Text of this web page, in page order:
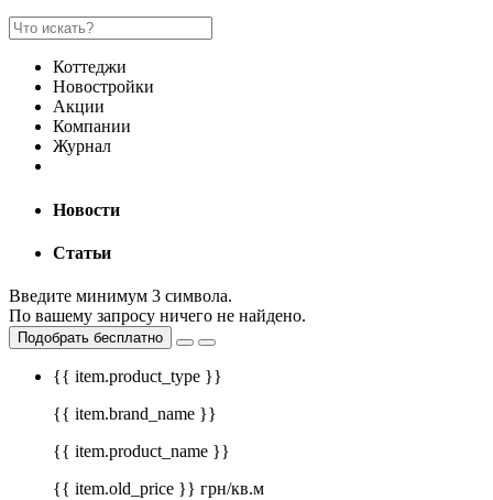
Коттеджи
Новостройки
Акции
Компании
Журнал
Новости
Статьи
Введите минимум 3 символа.
По вашему запросу ничего не найдено.
Подобрать бесплатно
{{ item.product_type }}
{{ item.brand_name }}
{{ item.product_name }}
{{ item.old_price }} грн/кв.м